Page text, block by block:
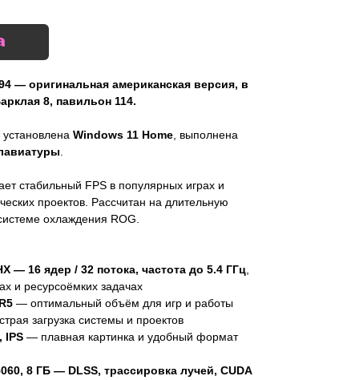
— оригинальная американская версия, в
8, павильон 114.
установлена Windows 11 Home, выполнена
.
стабильный FPS в популярных играх и
проектов. Рассчитан на длительную
охлаждения ROG.
— 16 ядер / 32 потока, частота до 5.4 ГГц,
и ресурсоёмких задачах
— оптимальный объём для игр и работы
загрузка системы и проектов
IPS — плавная картинка и удобный формат
8 ГБ — DLSS, трассировка лучей, CUDA